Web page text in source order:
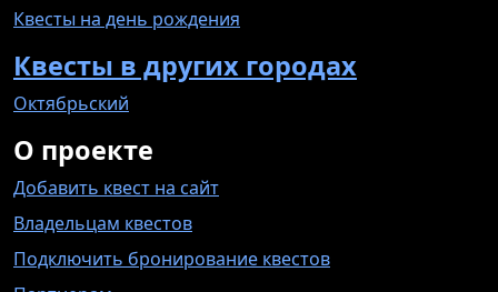
Квесты на день рождения
Квесты в других городах
Октябрьский
О проекте
Добавить квест на сайт
Владельцам квестов
Подключить бронирование квестов